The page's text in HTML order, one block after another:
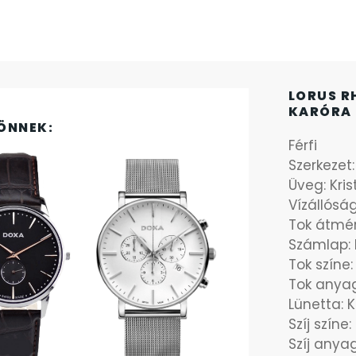
LORUS
Férfi
Üveg:
Tok
Számlap:
Tok
Tok
Lünetta:
Szíj színe:
Szíj